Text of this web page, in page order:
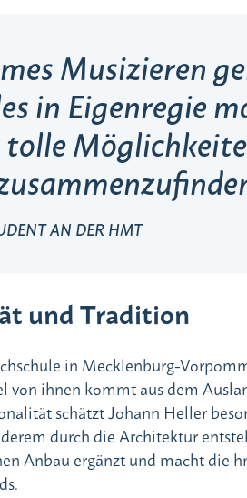
Musizieren
in Eigenregie
AN DER HMT
und Tradition
in Mecklenburg-
von ihnen kommt aus dem
schätzt Johann Heller
durch die Architektur
Anbau ergänzt und macht die